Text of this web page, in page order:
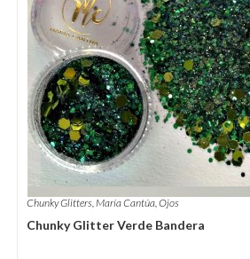
Chunky Glitters, María Cantúa, Ojos
Chunky Glitter Verde Bandera